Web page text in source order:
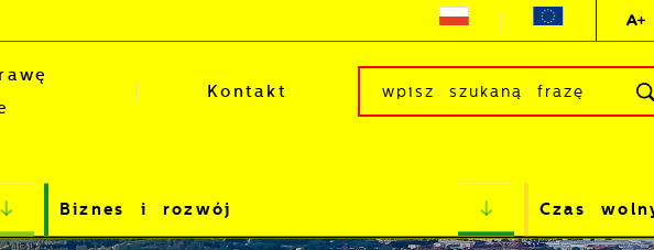
Kontakt
Biznes i rozwój Czas